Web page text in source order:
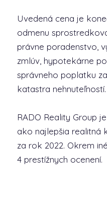
Uvedená cena je
odmenu
právne poradenstvo,
zmlúv, hypotekárne
správneho poplatku
katastra nehnuteľností.
RADO Reality Group
ako najlepšia realitná
za rok 2022. Okrem
4 prestížnych ocenení.